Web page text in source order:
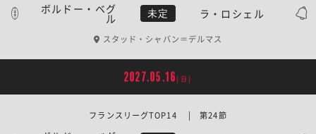
ボルドー・ベグ
ル 未定 ラ・ロシェル
スタッド・シャバン＝デルマス
2027.05.16 [日]
フランスリーグTOP14 | 第24節